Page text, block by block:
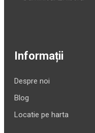
Informații
Despre noi
Blog
Locatie pe harta